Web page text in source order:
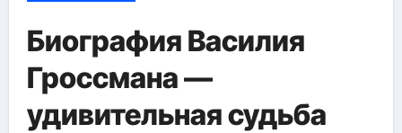
Биография Василия
Гроссмана —
удивительная судьба